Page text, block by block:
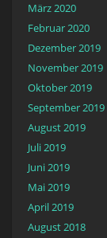
März 2020
Februar 2020
Dezember 2019
November 2019
Oktober 2019
September 2019
August 2019
Juli 2019
Juni 2019
Mai 2019
April 2019
August 2018